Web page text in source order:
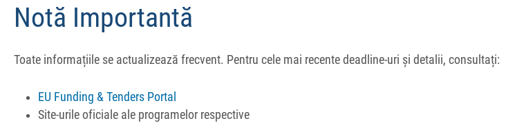
Notă Importantă
Toate informațiile se actualizează frecvent. Pentru cele mai recente deadline-uri și detalii, consultați:
EU Funding & Tenders Portal
Site-urile oficiale ale programelor respective